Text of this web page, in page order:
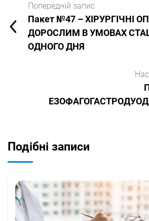
Попередній запис
Пакет №47 – ХІРУРГІЧНІ
ДОРОСЛИМ В УМОВАХ
ОДНОГО ДНЯ
Подібні записи